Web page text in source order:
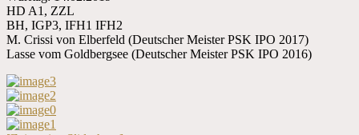
HD A1, ZZL
BH, IGP3, IFH1 IFH2
M. Crissi von Elberfeld (Deutscher Meister PSK IPO 2017)
Lasse vom Goldbergsee (Deutscher Meister PSK IPO 2016)